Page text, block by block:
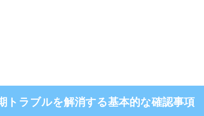
トラブルを解消する基本的な確認事項